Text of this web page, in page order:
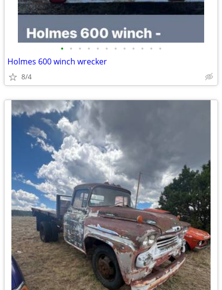
• • • • • • • • • • • •
Holmes 600 winch wrecker
8/4